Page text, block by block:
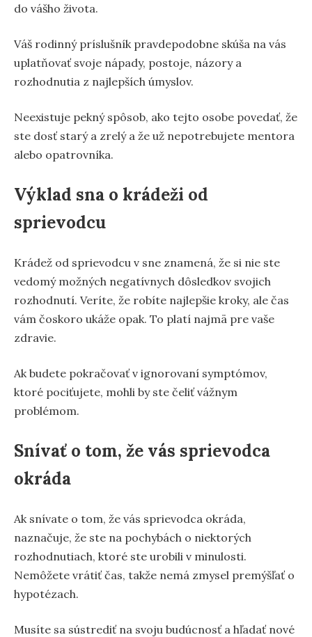
do vášho života.
Váš rodinný príslušník pravdepodobne skúša na vás
uplatňovať svoje nápady, postoje, názory a
rozhodnutia z najlepších úmyslov.
Neexistuje pekný spôsob, ako tejto osobe povedať, že
ste dosť starý a zrelý a že už nepotrebujete mentora
alebo opatrovníka.
Výklad sna o krádeži od
sprievodcu
Krádež od sprievodcu v sne znamená, že si nie ste
vedomý možných negatívnych dôsledkov svojich
rozhodnutí. Veríte, že robíte najlepšie kroky, ale čas
vám čoskoro ukáže opak. To platí najmä pre vaše
zdravie.
Ak budete pokračovať v ignorovaní symptómov,
ktoré pociťujete, mohli by ste čeliť vážnym
problémom.
Snívať o tom, že vás sprievodca
okráda
Ak snívate o tom, že vás sprievodca okráda,
naznačuje, že ste na pochybách o niektorých
rozhodnutiach, ktoré ste urobili v minulosti.
Nemôžete vrátiť čas, takže nemá zmysel premýšľať o
hypotézach.
Musíte sa sústrediť na svoju budúcnosť a hľadať nové